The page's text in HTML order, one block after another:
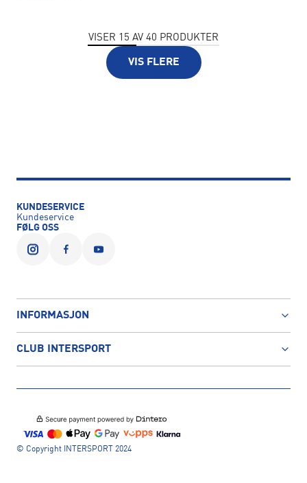
VISER 15 AV 40 PRODUKTER
VIS FLERE
KUNDESERVICE
Kundeservice
FØLG OSS
INFORMASJON
CLUB INTERSPORT
© Copyright INTERSPORT 2024